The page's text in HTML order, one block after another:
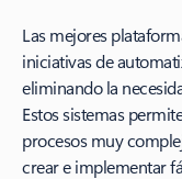
Las mejores
iniciativas de
eliminando la
Estos sistemas
procesos muy
crear e implementar